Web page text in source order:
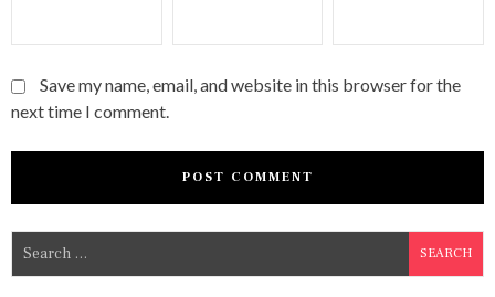
Save my name, email, and website in this browser for the
next time I comment.